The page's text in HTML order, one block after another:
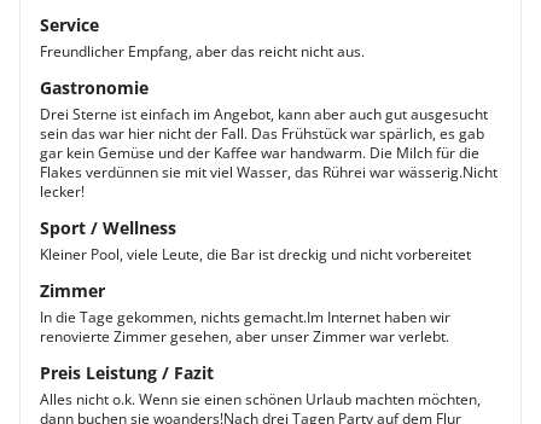
Service
Freundlicher Empfang, aber das reicht nicht aus.
Gastronomie
Drei Sterne ist einfach im Angebot, kann aber auch gut ausgesucht
sein das war hier nicht der Fall. Das Frühstück war spärlich, es gab
gar kein Gemüse und der Kaffee war handwarm. Die Milch für die
Flakes verdünnen sie mit viel Wasser, das Rührei war wässerig.Nicht
lecker!
Sport / Wellness
Kleiner Pool, viele Leute, die Bar ist dreckig und nicht vorbereitet
Zimmer
In die Tage gekommen, nichts gemacht.Im Internet haben wir
renovierte Zimmer gesehen, aber unser Zimmer war verlebt.
Preis Leistung / Fazit
Alles nicht o.k. Wenn sie einen schönen Urlaub machten möchten,
dann buchen sie woanders!Nach drei Tagen Party auf dem Flur